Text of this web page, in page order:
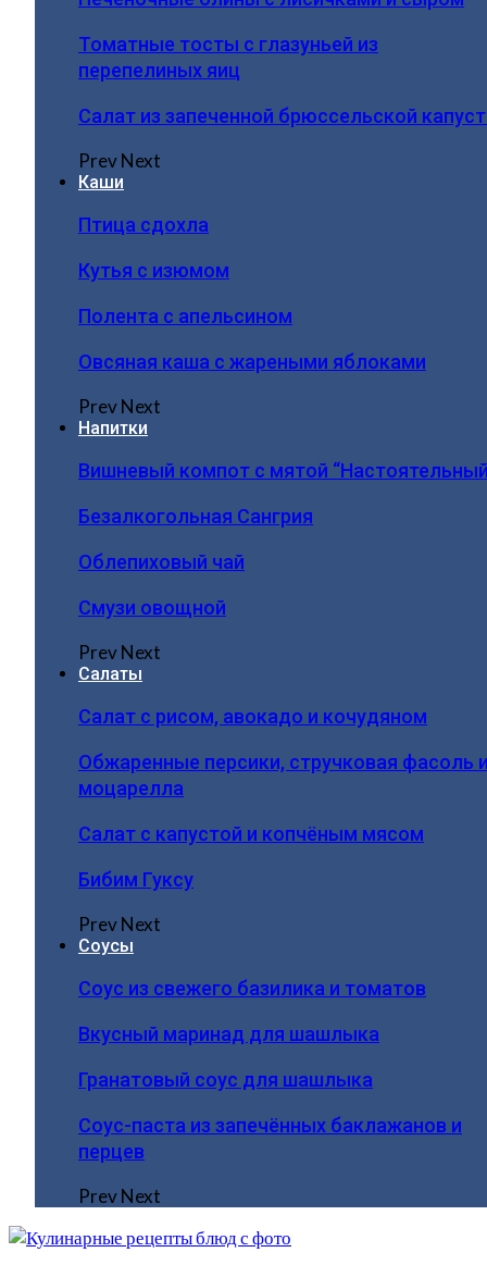
Томатные тосты с глазуньей из
перепелиных яиц
Салат из запеченной брюссельской
PrevNext
Каши
Птица сдохла
Кутья с изюмом
Полента с апельсином
Овсяная каша с жареными яблоками
PrevNext
Напитки
Вишневый компот с мятой
Безалкогольная Сангрия
Облепиховый чай
Смузи овощной
PrevNext
Салаты
Салат с рисом, авокадо и кочудяном
Обжаренные персики, стручковая фасоль
моцарелла
Салат с капустой и копчёным мясом
Бибим Гуксу
PrevNext
Соусы
Соус из свежего базилика и томатов
Вкусный маринад для шашлыка
Гранатовый соус для шашлыка
Соус-паста из запечённых баклажанов и
перцев
PrevNext